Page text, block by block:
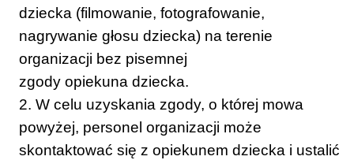
dziecka (filmowanie, fotografowanie,
nagrywanie głosu dziecka) na terenie
organizacji bez pisemnej
zgody opiekuna dziecka.
2. W celu uzyskania zgody, o której mowa
powyżej, personel organizacji może
skontaktować się z opiekunem dziecka i ustalić